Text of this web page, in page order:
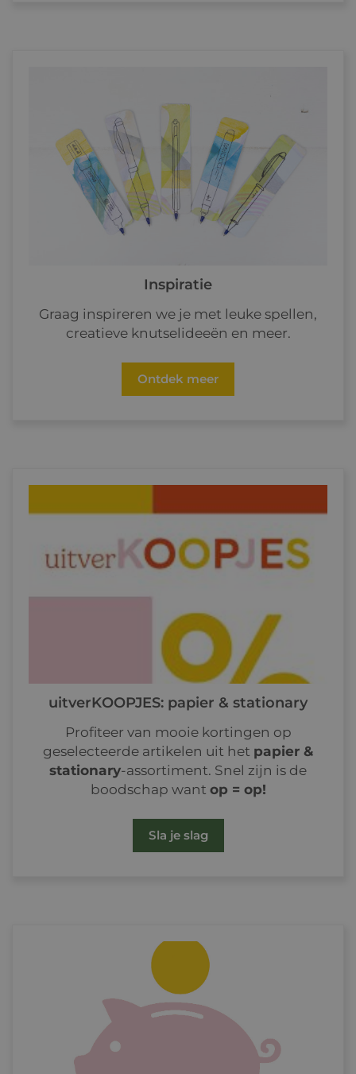
Inspiratie
Graag inspireren we je met leuke spellen,
creatieve knutselideeën en meer.
Ontdek meer
uitverKOOPJES: papier & stationary
Profiteer van mooie kortingen op
geselecteerde artikelen uit het papier &
stationary-assortiment. Snel zijn is de
boodschap want op = op!
Sla je slag